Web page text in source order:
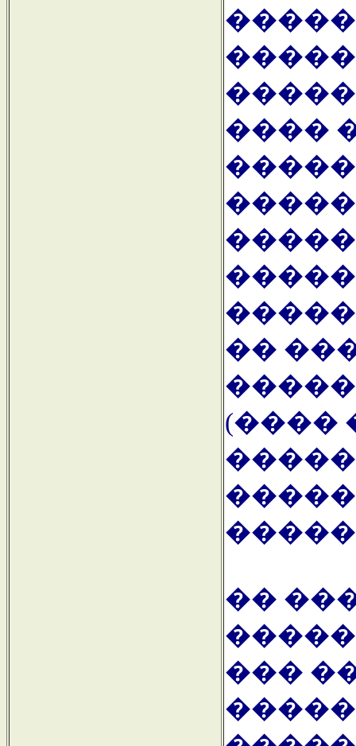
����
��
(����
��
���